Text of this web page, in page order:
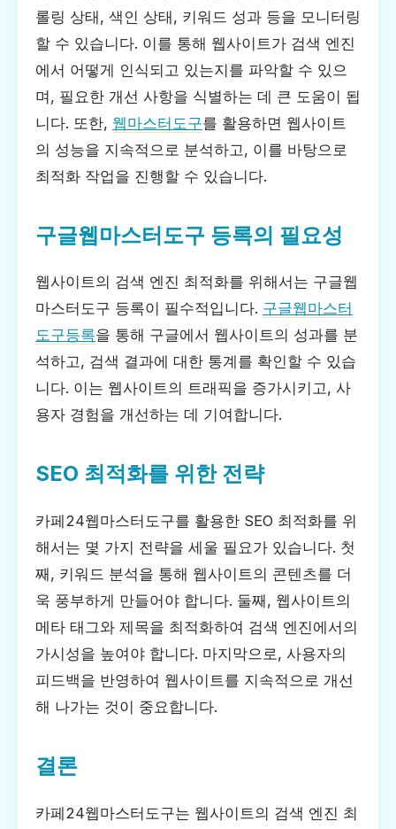
롤링 상태, 색인 상태, 키워드 성과 등을 모니터링
할 수 있습니다. 이를 통해 웹사이트가 검색 엔진
에서 어떻게 인식되고 있는지를 파악할 수 있으
며, 필요한 개선 사항을 식별하는 데 큰 도움이 됩
니다. 또한, 웹마스터도구를 활용하면 웹사이트
의 성능을 지속적으로 분석하고, 이를 바탕으로
최적화 작업을 진행할 수 있습니다.
구글웹마스터도구 등록의 필요성
웹사이트의 검색 엔진 최적화를 위해서는 구글웹
마스터도구 등록이 필수적입니다. 구글웹마스터
도구등록을 통해 구글에서 웹사이트의 성과를 분
석하고, 검색 결과에 대한 통계를 확인할 수 있습
니다. 이는 웹사이트의 트래픽을 증가시키고, 사
용자 경험을 개선하는 데 기여합니다.
SEO 최적화를 위한 전략
카페24웹마스터도구를 활용한 SEO 최적화를 위
해서는 몇 가지 전략을 세울 필요가 있습니다. 첫
째, 키워드 분석을 통해 웹사이트의 콘텐츠를 더
욱 풍부하게 만들어야 합니다. 둘째, 웹사이트의
메타 태그와 제목을 최적화하여 검색 엔진에서의
가시성을 높여야 합니다. 마지막으로, 사용자의
피드백을 반영하여 웹사이트를 지속적으로 개선
해 나가는 것이 중요합니다.
결론
카페24웹마스터도구는 웹사이트의 검색 엔진 최